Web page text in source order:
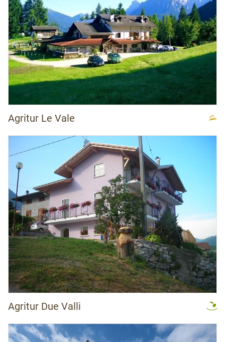
Agritur Le Vale
Agritur Due Valli